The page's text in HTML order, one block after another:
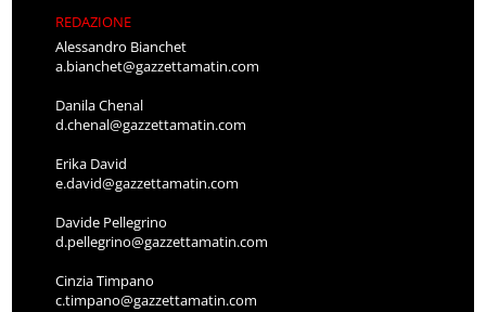
REDAZIONE
Alessandro Bianchet
a.bianchet@gazzettamatin.com
Danila Chenal
d.chenal@gazzettamatin.com
Erika David
e.david@gazzettamatin.com
Davide Pellegrino
d.pellegrino@gazzettamatin.com
Cinzia Timpano
c.timpano@gazzettamatin.com